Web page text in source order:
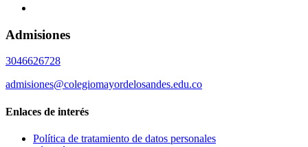
Admisiones
3046626728
admisiones@colegiomayordelosandes.edu.co
Enlaces de interés
Política de tratamiento de datos personales